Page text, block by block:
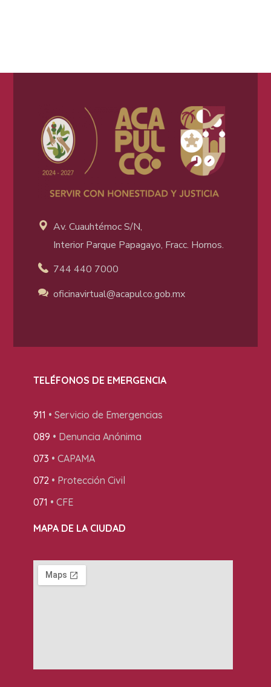
Av. Cuauhtémoc S/N,
Interior Parque Papagayo, Fracc. Hornos.
744 440 7000
oficinavirtual@acapulco.gob.mx
TELÉFONOS DE EMERGENCIA
911 • Servicio de Emergencias
089 • Denuncia Anónima
073 • CAPAMA
072 • Protección Civil
071 • CFE
MAPA DE LA CIUDAD